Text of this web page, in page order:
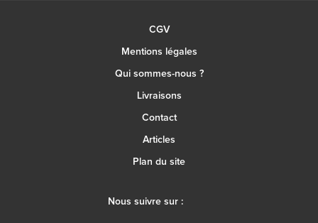
CGV
Mentions légales
Qui sommes-nous ?
Livraisons
Contact
Articles
Plan du site
Nous suivre sur :